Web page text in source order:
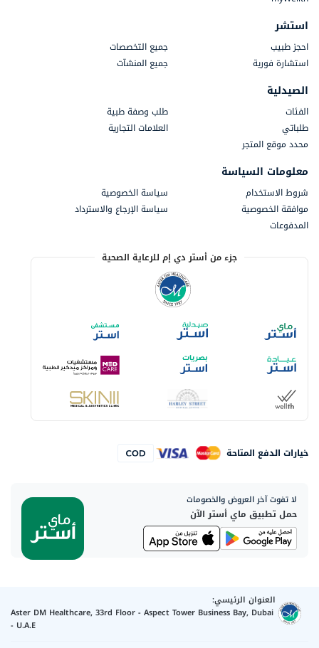
استشر
احجز طبيب
جميع التخصصات
استشارة فورية
جميع المنشآت
الصيدلية
الفئات
طلب وصفة طبية
طلباتي
العلامات التجارية
محدد موقع المتجر
معلومات السياسة
شروط الاستخدام
سياسة الخصوصية
موافقة الخصوصية
سياسة الإرجاع والاسترداد
المدفوعات
جزء من أستر دي إم للرعاية الصحية
خيارات الدفع المتاحة
لا تفوت آخر العروض والخصومات
حمل تطبيق ماي أستر الآن
العنوان الرئيسي:
Aster DM Healthcare, 33rd Floor - Aspect Tower Business Bay, Dubai
- U.A.E